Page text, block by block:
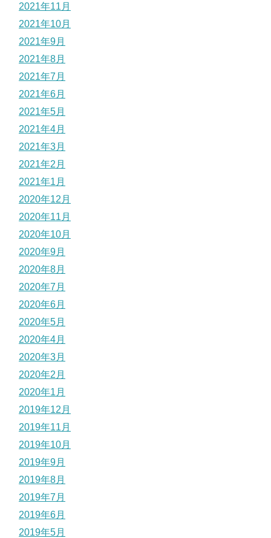
2021年11月
2021年10月
2021年9月
2021年8月
2021年7月
2021年6月
2021年5月
2021年4月
2021年3月
2021年2月
2021年1月
2020年12月
2020年11月
2020年10月
2020年9月
2020年8月
2020年7月
2020年6月
2020年5月
2020年4月
2020年3月
2020年2月
2020年1月
2019年12月
2019年11月
2019年10月
2019年9月
2019年8月
2019年7月
2019年6月
2019年5月